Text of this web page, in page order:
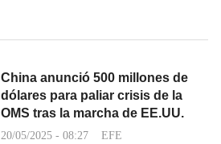
China anunció 500 millones de
dólares para paliar crisis de la
OMS tras la marcha de EE.UU.
20/05/2025 - 08:27 EFE